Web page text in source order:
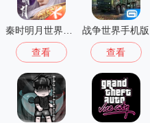
查看
战争世界手机版
查看